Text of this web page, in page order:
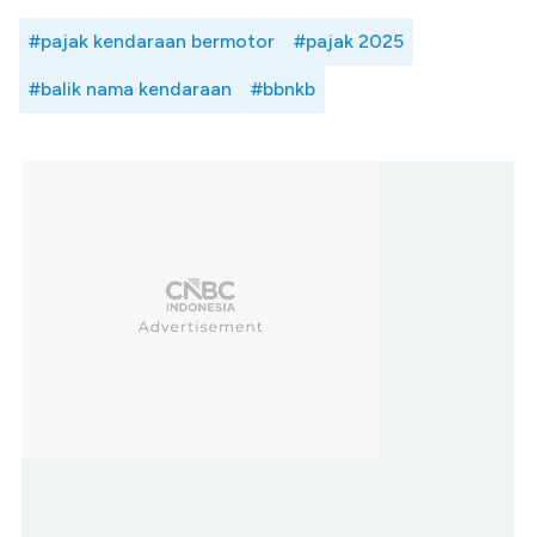
#pajak kendaraan bermotor #pajak 2025
#balik nama kendaraan #bbnkb